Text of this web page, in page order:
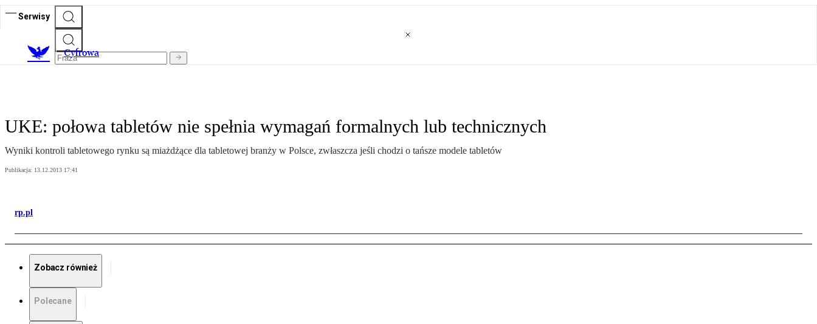
Serwisy
Cyfrowa
UKE: połowa tabletów nie spełnia wymagań formalnych lub technicznych
Wyniki kontroli tabletowego rynku są miażdżące dla tabletowej branży w Polsce, zwłaszcza jeśli chodzi o tańsze modele tabletów
Publikacja: 13.12.2013 17:41
rp.pl
Zobacz również
Polecane